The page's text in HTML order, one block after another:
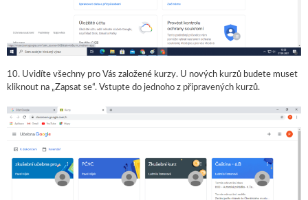
10. Uvidíte všechny pro Vás založené kurzy. U nových kurzů budete muset
kliknout na „Zapsat se“. Vstupte do jednoho z připravených kurzů.